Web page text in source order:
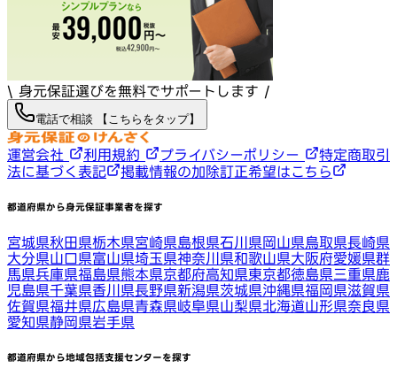
\ 身元保証選びを無料でサポートします /
電話で相談 【こちらをタップ】
運営会社 利用規約 プライバシーポリシー
特定商取引
法に基づく表記
掲載情報の加除訂正希望はこちら
都道府県から身元保証事業者を探す
宮城県秋田県栃木県宮崎県島根県石川県岡山県鳥取県長崎県
大分県山口県富山県埼玉県神奈川県和歌山県大阪府愛媛県群
馬県兵庫県福島県熊本県京都府高知県東京都徳島県三重県鹿
児島県千葉県香川県長野県新潟県茨城県沖縄県福岡県滋賀県
佐賀県福井県広島県青森県岐阜県山梨県北海道山形県奈良県
愛知県静岡県岩手県
都道府県から地域包括支援センターを探す